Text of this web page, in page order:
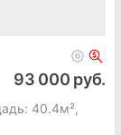
93 000 руб.
40.4м²,